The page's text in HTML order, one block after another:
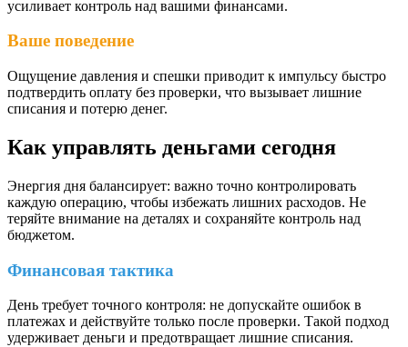
усиливает контроль над вашими финансами.
Ваше поведение
Ощущение давления и спешки приводит к импульсу быстро
подтвердить оплату без проверки, что вызывает лишние
списания и потерю денег.
Как управлять деньгами сегодня
Энергия дня балансирует: важно точно контролировать
каждую операцию, чтобы избежать лишних расходов. Не
теряйте внимание на деталях и сохраняйте контроль над
бюджетом.
Финансовая тактика
День требует точного контроля: не допускайте ошибок в
платежах и действуйте только после проверки. Такой подход
удерживает деньги и предотвращает лишние списания.